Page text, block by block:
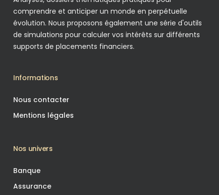
comprendre et anticiper un monde en perpétuelle
évolution. Nous proposons également une série d'outils
de simulations pour calculer vos intérêts sur différents
supports de placements financiers.
Informations
Nous contacter
Mentions légales
Nos univers
Banque
Assurance